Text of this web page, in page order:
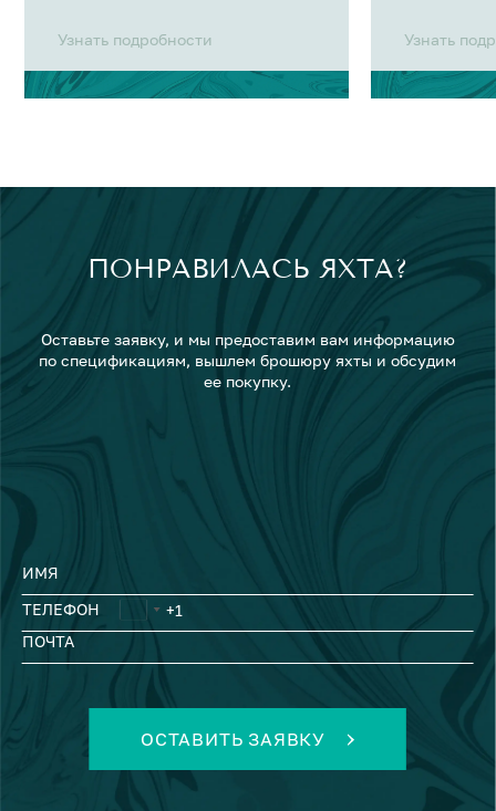
Узнать подробности Узнать
ПОНРАВИЛАСЬ ЯХТА?
Оставьте заявку, и мы предоставим вам информацию
по спецификациям, вышлем брошюру яхты и обсудим
ее покупку.
ИМЯ
ТЕЛЕФОН
ПОЧТА
ОСТАВИТЬ ЗАЯВКУ